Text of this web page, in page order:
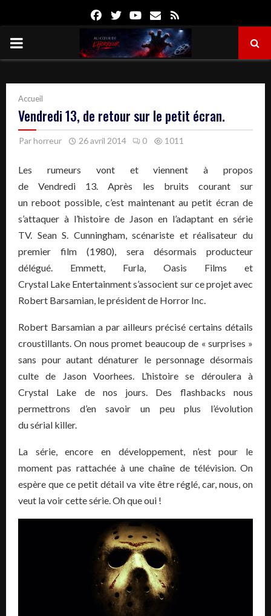
FacebookTwitterYoutube
Email
PRIMARY
Accueil
Vendredi 13, de retour sur le petit écran.
Parhorreur 26 avril 2014 0 1011
Les rumeurs vont et viennent à propos
de Vendredi 13. Après les bruits courant sur
un reboot possible, c’est maintenant au petit écran de
s’attaquer à l’histoire de Jason en l’adaptant en série
TV. Sean S. Cunningham, scénariste et réalisateur du
premier film (1980), sera désormais producteur
délégué. Emmett, Furla, Oasis Films et
Crystal Lake Entertainment s’associent sur ce projet avec
Robert Barsamian, le président de Horror Inc.
Robert Barsamian a par ailleurs précisé certains détails
croustillants. On nous promet beaucoup de « surprises »
sans pour autant dénaturer le personnage désormais
culte de Jason Voorhees. L’histoire se déroulera à
Crystal Lake de nos jours. Des flashbacks nous
permettrons d’en savoir un peu plus l’évolution
du sérial killer.
La série, encore en développement, n’est pour le
moment pas rattachée à une chaîne de télévision. On
espère que ce petit détail va vite être réglé, car, nous, on
veut la voir cette série. Oh que oui !